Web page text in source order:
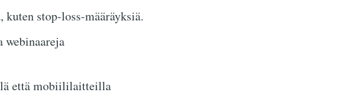
stop-loss-määräyksiä.
webinaareja
että mobiililaitteilla